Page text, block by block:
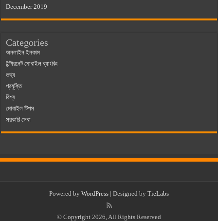
December 2019
Categories
অনলাইন ইনকাম
ইন্টারনেট মোবাইল ব্যাংকিং
তথ্য
প্রযুক্তি
বিশ্ব
মোবাইল টিপস
সরকারি সেবা
Powered by WordPress | Designed by TieLabs
© Copyright 2026, All Rights Reserved